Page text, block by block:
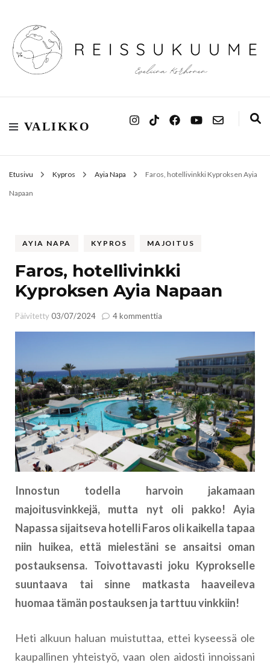
Reissukuume
VALIKKO
Etusivu Kypros Ayia Napa Faros, hotellivinkki Kyproksen Ayia
Napaan
AYIA NAPA KYPROS MAJOITUS
Faros, hotellivinkki
Kyproksen Ayia Napaan
Päivitetty03/07/2024 4 kommenttia
Ayia
Napaan
Innostun todella harvoin jakamaan
majoitusvinkkejä, mutta nyt oli pakko! Ayia
Napassa sijaitseva hotelli Faros oli kaikella tapaa
niin huikea, että mielestäni se ansaitsi oman
postauksensa. Toivottavasti joku Kyprokselle
suuntaava tai sinne matkasta haaveileva
huomaa tämän postauksen ja tarttuu vinkkiin!
Heti alkuun haluan muistuttaa, ettei kyseessä ole
kaupallinen yhteistyö, vaan olen aidosti innoissani